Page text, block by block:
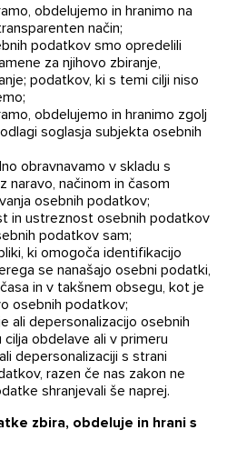
obdelujemo in hranimo na
način;
podatkov smo opredelili
za njihovo zbiranje,
podatkov, ki s temi cilji niso
obdelujemo in hranimo zgolj
soglasja subjekta osebnih
obravnavamo v skladu s
naravo, načinom in časom
osebnih podatkov;
in ustreznost osebnih podatkov
podatkov sam;
ki omogoča identifikacijo
se nanašajo osebni podatki,
in v takšnem obsegu, kot je
osebnih podatkov;
ali depersonalizacijo osebnih
obdelave ali v primeru
depersonalizaciji s strani
razen če nas zakon ne
shranjevali še naprej.
zbira, obdeluje in hrani s